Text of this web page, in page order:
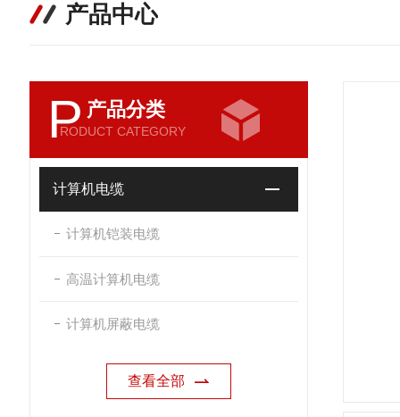
产品中心
P 产品分类
RODUCT CATEGORY
计算机电缆
计算机铠装电缆
高温计算机电缆
计算机屏蔽电缆
查看全部